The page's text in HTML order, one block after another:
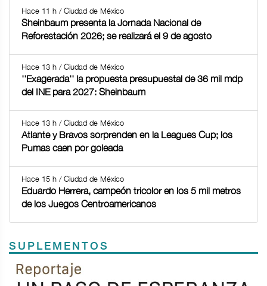
Hace 11 h / Ciudad de México
Sheinbaum presenta la Jornada Nacional de
Reforestación 2026; se realizará el 9 de agosto
Hace 13 h / Ciudad de México
''Exagerada'' la propuesta presupuestal de 36 mil mdp
del INE para 2027: Sheinbaum
Hace 13 h / Ciudad de México
Atlante y Bravos sorprenden en la Leagues Cup; los
Pumas caen por goleada
Hace 15 h / Ciudad de México
Eduardo Herrera, campeón tricolor en los 5 mil metros
de los Juegos Centroamericanos
SUPLEMENTOS